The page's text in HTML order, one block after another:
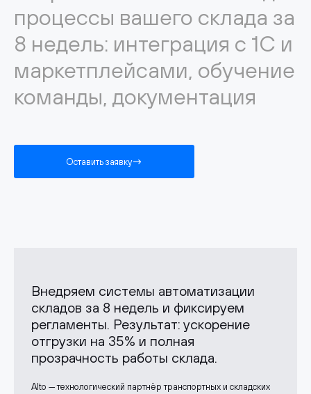
процессы вашего склада за
8 недель: интеграция с 1С и
маркетплейсами, обучение
команды, документация
Оставить заявку
Внедряем системы автоматизации
складов за 8 недель и фиксируем
регламенты. Результат: ускорение
отгрузки на 35% и полная
прозрачность работы склада.
Alto — технологический партнёр транспортных и складских